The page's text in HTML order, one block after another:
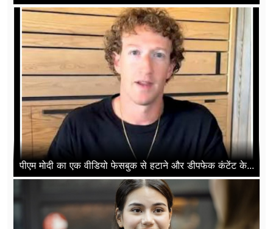
पीएम मोदी का एक वीडियो फेसबुक से हटाने और डीपफेक कंटेंट के...